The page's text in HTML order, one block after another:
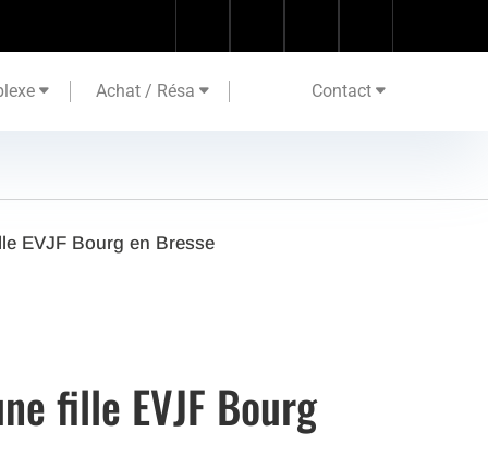
Achat / Résa Contact
EVJF Bourg en Bresse
fille EVJF Bourg